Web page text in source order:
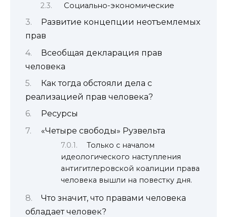
Социально-экономические
Развитие концепции неотъемлемых
прав
Всеобщая декларация прав
человека
Как тогда обстояли дела с
реализацией прав человека?
Ресурсы
«Четыре свободы» Рузвельта
Только с началом
идеологического наступления
антигитлеровской коалиции права
человека вышли на повестку дня.
Что значит, что правами человека
обладает человек?